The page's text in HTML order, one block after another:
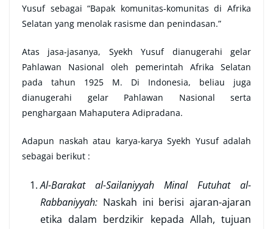
Yusuf sebagai “Bapak komunitas-komunitas di Afrika
Selatan yang menolak rasisme dan penindasan.”
Atas jasa-jasanya, Syekh Yusuf dianugerahi gelar
Pahlawan Nasional oleh pemerintah Afrika Selatan
pada tahun 1925 M. Di Indonesia, beliau juga
dianugerahi gelar Pahlawan Nasional serta
penghargaan Mahaputera Adipradana.
Adapun naskah atau karya-karya Syekh Yusuf adalah
sebagai berikut :
Al-Barakat al-Sailaniyyah Minal Futuhat al-
Rabbaniyyah: Naskah ini berisi ajaran-ajaran
etika dalam berdzikir kepada Allah, tujuan